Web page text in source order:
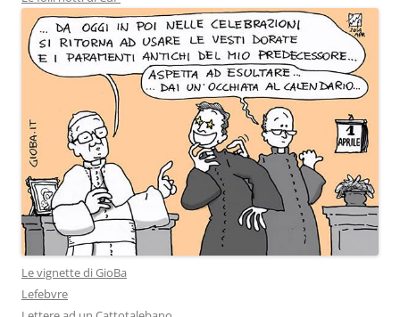
Le vignette di GioBa
Lefebvre